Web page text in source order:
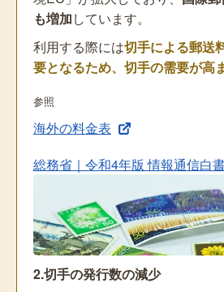
も増加しています。
利用する際には切手による郵送
要となるため、切手の需要が高
参照
海外の料金表
総務省｜令和4年版 情報通信白
2.切手の発行数の減少